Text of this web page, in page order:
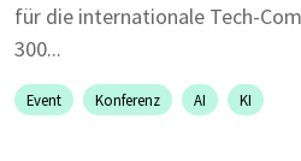
für die internationale Tech-
300...
Event Konferenz AI KI